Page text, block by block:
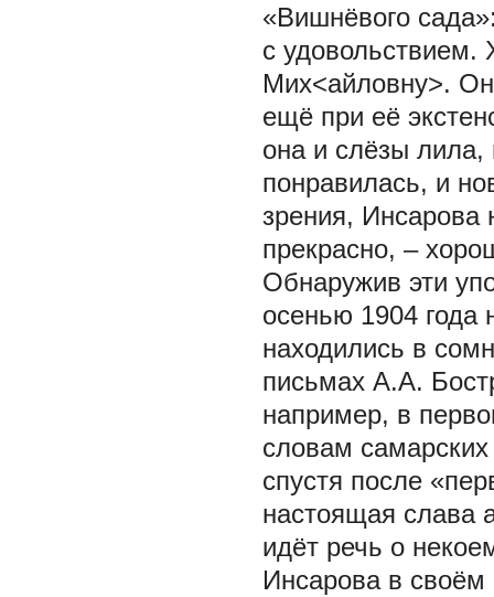
«Вишнёвого
с
Мих<айловну>.
ещё при её
она и слёзы лила,
понравилась, и
зрения, Инсарова
прекрасно, –
Обнаружив эти
осенью 1904 года
находились в
письмах А.А.
например, в
словам
спустя после
настоящая слава
идёт речь о
Инсарова в